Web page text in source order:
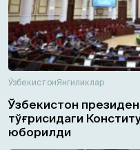
ЎзбекистонЯнгиликлар
Ўзбекистон
тўғрисидаги
юборилди